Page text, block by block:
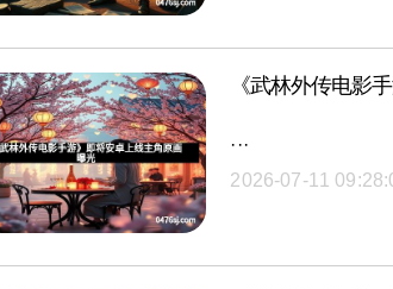
《武林外传电影
···
2026-07-11